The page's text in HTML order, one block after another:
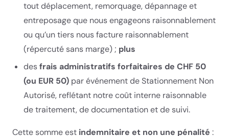
tout déplacement, remorquage, dépannage et
entreposage que nous engageons raisonnablement
ou qu’un tiers nous facture raisonnablement
(répercuté sans marge) ; plus
desfrais administratifs forfaitaires de CHF 50
(ou EUR 50) par événement de Stationnement Non
Autorisé, reflétant notre coût interne raisonnable
de traitement, de documentation et de suivi.
Cette somme est indemnitaire et non une pénalité :